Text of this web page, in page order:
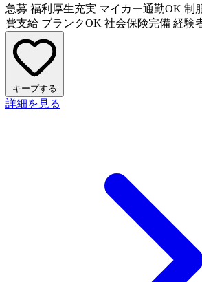
急募 福利厚生充実 マイカー通勤OK 制
費支給 ブランクOK 社会保険完備 経験
キープする
詳細を見る